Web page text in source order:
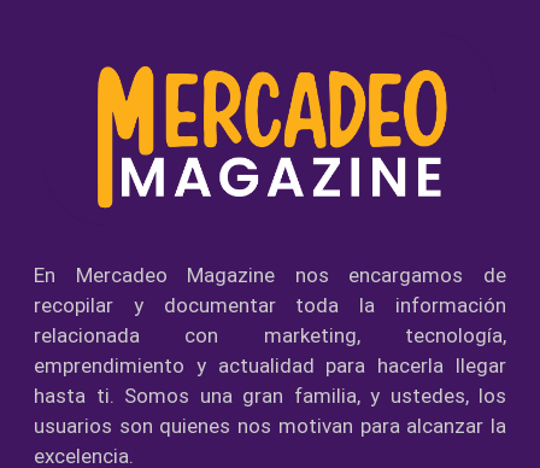
En Mercadeo Magazine nos encargamos de
recopilar y documentar toda la información
relacionada con marketing, tecnología,
emprendimiento y actualidad para hacerla llegar
hasta ti. Somos una gran familia, y ustedes, los
usuarios son quienes nos motivan para alcanzar la
excelencia.